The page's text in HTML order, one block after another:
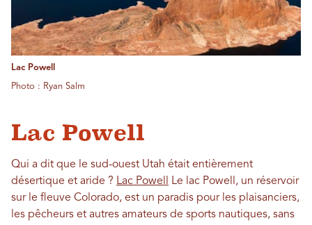
Lac Powell
Photo : Ryan Salm
Lac Powell
Qui a dit que le sud-ouest Utah était entièrement
désertique et aride ? Lac Powell Le lac Powell, un réservoir
sur le fleuve Colorado, est un paradis pour les plaisanciers,
les pêcheurs et autres amateurs de sports nautiques, sans